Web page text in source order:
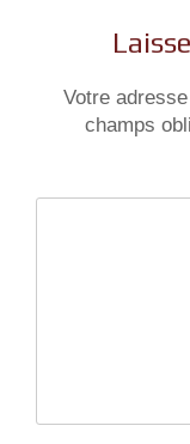
Votre
champs